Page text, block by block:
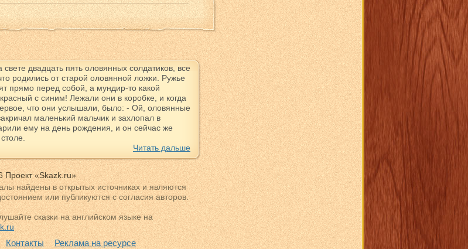
свете двадцать пять оловянных солдатиков, все
родились от старой оловянной ложки. Ружье
прямо перед собой, а мундир-то какой
с синим! Лежали они в коробке, и когда
что они услышали, было: - Ой, оловянные
маленький мальчик и захлопал в
ему на день рождения, и он сейчас же
Читать дальше
Проект «Skazk.ru»
найдены в открытых источниках и являются
или публикуются с согласия авторов.
сказки на английском языке на
Контакты Реклама на ресурсе